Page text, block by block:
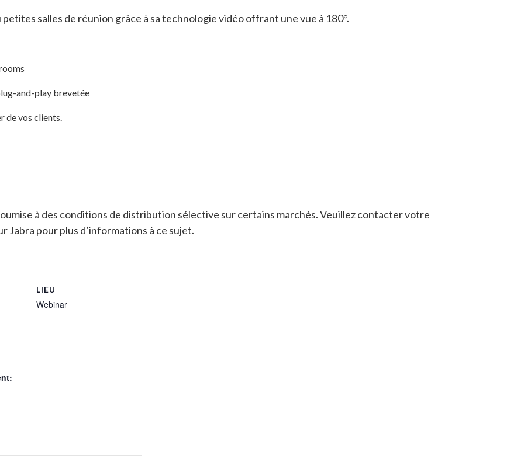
salles de réunion grâce à sa technologie vidéo offrant une vue à 180°.
and-play brevetée
de vos clients.
à des conditions de distribution sélective sur certains marchés. Veuillez contacter votre
pour plus d’informations à ce sujet.
LIEU
Webinar